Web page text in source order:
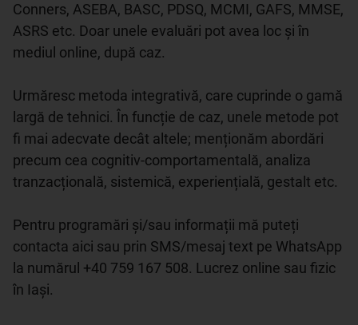
Conners, ASEBA, BASC, PDSQ, MCMI, GAFS, MMSE,
ASRS etc. Doar unele evaluări pot avea loc și în
mediul online, după caz.
Urmăresc metoda integrativă, care cuprinde o gamă
largă de tehnici. În funcție de caz, unele metode pot
fi mai adecvate decât altele; menționăm abordări
precum cea cognitiv-comportamentală, analiza
tranzacțională, sistemică, experiențială, gestalt etc.
Pentru programări și/sau informații mă puteți
contacta aici sau prin SMS/mesaj text pe WhatsApp
la numărul +40 759 167 508. Lucrez online sau fizic
în Iași.